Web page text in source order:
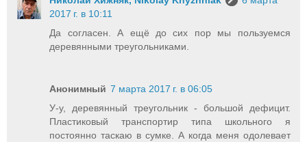
2017 г. в 10:11
Да согласен. А ещё до сих пор мы пользуемся
деревянными треугольниками.
Анонимный 7 марта 2017 г. в 06:05
У-у, деревянный треугольник - большой дефицит.
Пластиковый транспортир типа школьного я
постоянно таскаю в сумке. А когда меня одолевает